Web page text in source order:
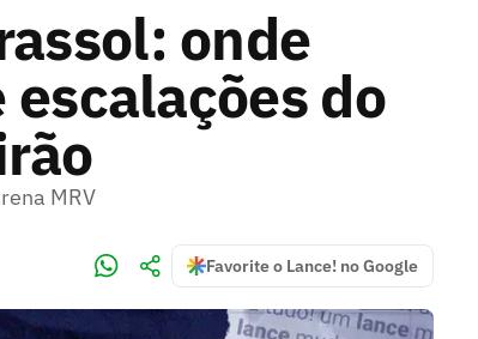
onde
do
MRV
Favorite o Lance! no Google